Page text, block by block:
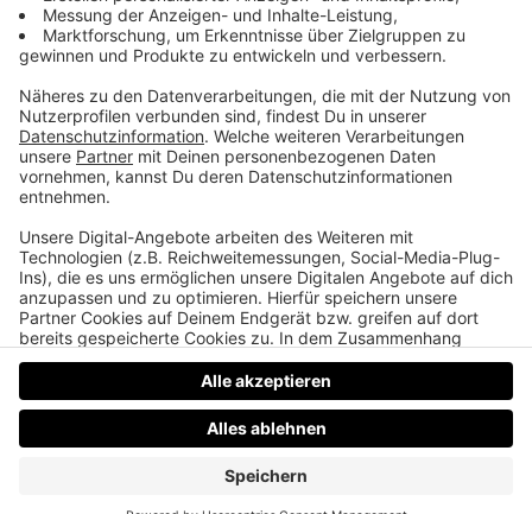
Klartext zur Michael Jackson Biopic von
Paris Jackson
Mit einem klaren „Fuck it“ reagiert die Tochter von
Michael Jackson auf das neue Biopic, die Take That
Jungs starten ihre Karriere im Gay-Club und wir
fahren eine Runde mit dem „Rennbahn Express“
DatenschutzImpressumAGBsJobsKontaktWerben